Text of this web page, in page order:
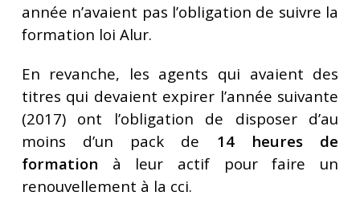
année n’avaient pas l’obligation de suivre la
formation loi Alur.
En revanche, les agents qui avaient des
titres qui devaient expirer l’année suivante
(2017) ont l’obligation de disposer d’au
moins d’un pack de 14 heures de
formation à leur actif pour faire un
renouvellement à la cci.